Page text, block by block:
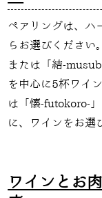
ペアリングは、ハ
らお選びください
または「結-
を中心に5杯ワイ
は「懐-futokoro-」
に、ワインをお選
ワインとお